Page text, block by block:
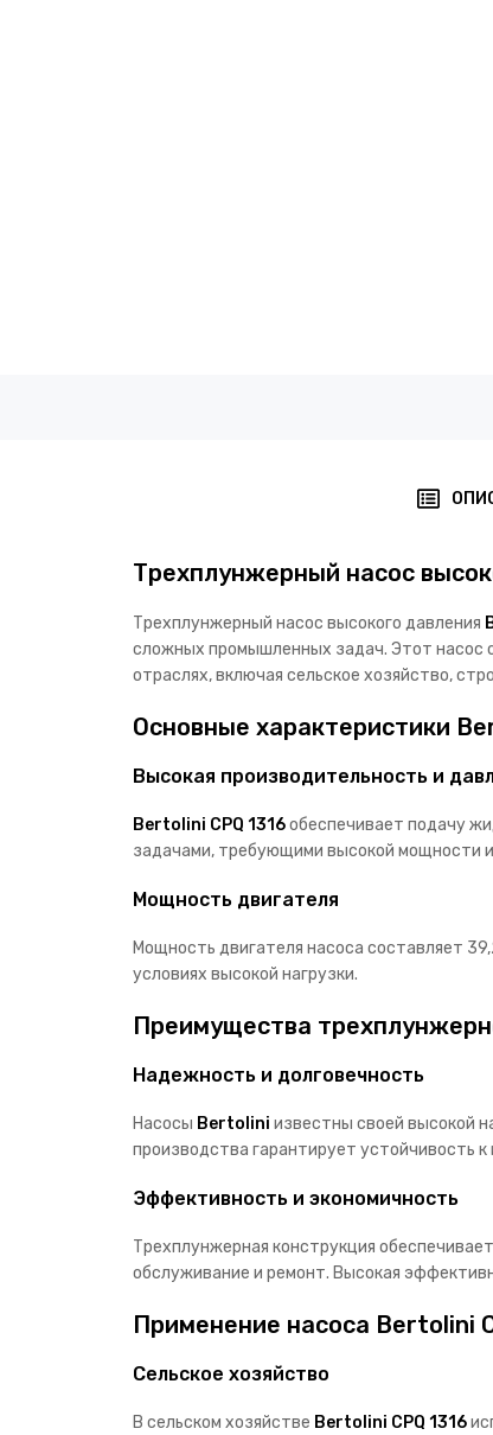
Трехплунжерный насос
Трехплунжерный насос высокого давления
сложных промышленных задач. Этот насос
отраслях, включая сельское хозяйство,
Основные характеристики
Высокая производительность и
Bertolini CPQ 1316обеспечивает подачу
задачами, требующими высокой мощности и
Мощность двигателя
Мощность двигателя насоса составляет
условиях высокой нагрузки.
Преимущества
Надежность и долговечность
Насосы Bertolini известны своей высокой
производства гарантирует устойчивость к
Эффективность и экономичность
Трехплунжерная конструкция
обслуживание и ремонт. Высокая
Применение насоса Bertolini
Сельское хозяйство
В сельском хозяйстве Bertolini CPQ 1316